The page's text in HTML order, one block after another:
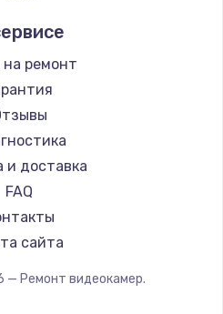
ремонт
и доставка
FAQ
сайта
— Ремонт видеокамер.